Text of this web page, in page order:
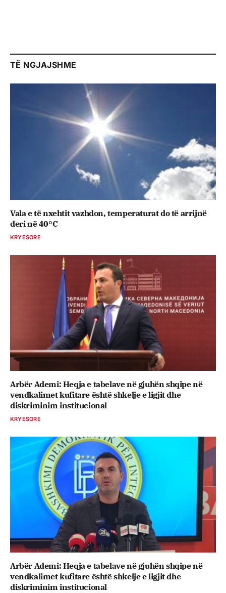
TË NGJAJSHME
Vala e të nxehtit vazhdon, temperaturat do të arrijnë
deri në 40°C
KRYESORE
Arbër Ademi: Heqja e tabelave në gjuhën shqipe në
vendkalimet kufitare është shkelje e ligjit dhe
diskriminim institucional
KRYESORE
Arbër Ademi: Heqja e tabelave në gjuhën shqipe në
vendkalimet kufitare është shkelje e ligjit dhe
diskriminim institucional